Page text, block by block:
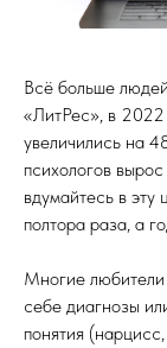
Всё больше
«ЛитРес», в 2022
увеличились на
психологов
вдумайтесь в эту
полтора раза, а
Многие любители
себе диагнозы
понятия